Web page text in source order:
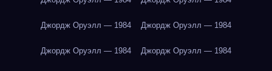
Джордж Оруэлл — 1984 Джордж Оруэлл — 1984
Джордж Оруэлл — 1984 Джордж Оруэлл — 1984